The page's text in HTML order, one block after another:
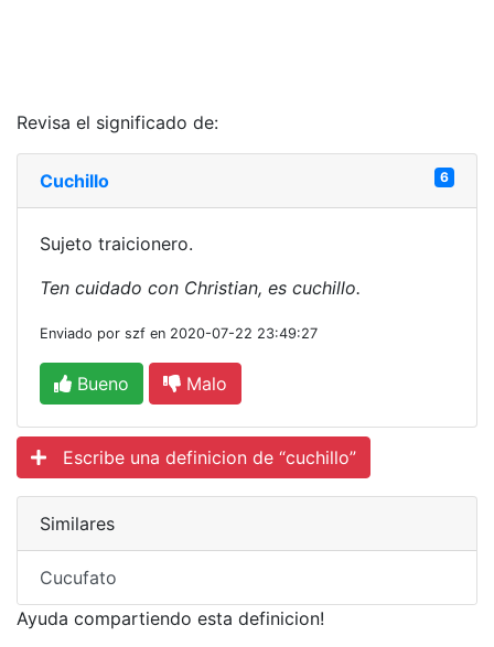
Revisa el significado de:
Cuchillo 6
Sujeto traicionero.
Ten cuidado con Christian, es cuchillo.
Enviado por szf en 2020-07-22 23:49:27
Bueno Malo
Escribe una definicion de “cuchillo”
Similares
Cucufato
Ayuda compartiendo esta definicion!